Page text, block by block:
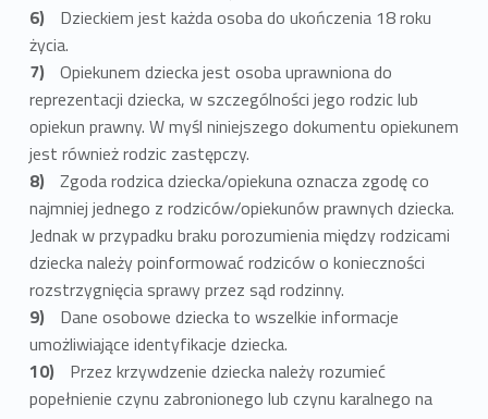
Dzieckiem jest każda osoba do ukończenia 18 roku
życia.
Opiekunem dziecka jest osoba uprawniona do
reprezentacji dziecka, w szczególności jego rodzic lub
opiekun prawny. W myśl niniejszego dokumentu opiekunem
jest również rodzic zastępczy.
Zgoda rodzica dziecka/opiekuna oznacza zgodę co
najmniej jednego z rodziców/opiekunów prawnych dziecka.
Jednak w przypadku braku porozumienia między rodzicami
dziecka należy poinformować rodziców o konieczności
rozstrzygnięcia sprawy przez sąd rodzinny.
Dane osobowe dziecka to wszelkie informacje
umożliwiające identyfikacje dziecka.
Przez krzywdzenie dziecka należy rozumieć
popełnienie czynu zabronionego lub czynu karalnego na